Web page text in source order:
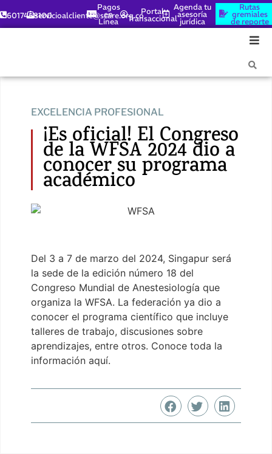
6017448100servicioalcliente@scare.org.co
Pagos
en
Línea
Portal
Transaccional
Agenda tu
asesoría
jurídica
Rutas
gremiales
de reporte
EXCELENCIA PROFESIONAL
¡Es oficial! El Congreso
de la WFSA 2024 dio a
conocer su programa
académico
Del 3 a 7 de marzo del 2024, Singapur será
la sede de la edición número 18 del
Congreso Mundial de Anestesiología que
organiza la WFSA. La federación ya dio a
conocer el programa científico que incluye
talleres de trabajo, discusiones sobre
aprendizajes, entre otros. Conoce toda la
información aquí.